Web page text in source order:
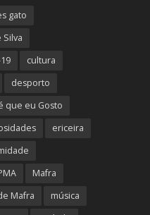
gato
Silva
cultura
desporto
que eu Gosto
ericeira
Mafra
Mafra
música